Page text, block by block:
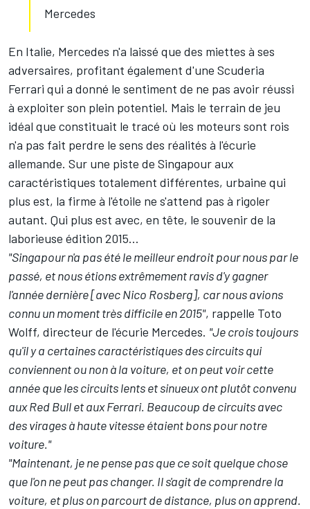
Mercedes
En Italie, Mercedes n'a laissé que des miettes à ses
adversaires, profitant également d'une Scuderia
Ferrari qui a donné le sentiment de ne pas avoir réussi
à exploiter son plein potentiel. Mais le terrain de jeu
idéal que constituait le tracé où les moteurs sont rois
n'a pas fait perdre le sens des réalités à l'écurie
allemande. Sur une piste de Singapour aux
caractéristiques totalement différentes, urbaine qui
plus est, la firme à l'étoile ne s'attend pas à rigoler
autant. Qui plus est avec, en tête, le souvenir de la
laborieuse édition 2015…
"Singapour n'a pas été le meilleur endroit pour nous par le
passé, et nous étions extrêmement ravis d'y gagner
l'année dernière [avec Nico Rosberg], car nous avions
connu un moment très difficile en 2015", rappelle Toto
Wolff, directeur de l'écurie Mercedes. "Je crois toujours
qu'il y a certaines caractéristiques des circuits qui
conviennent ou non à la voiture, et on peut voir cette
année que les circuits lents et sinueux ont plutôt convenu
aux Red Bull et aux Ferrari. Beaucoup de circuits avec
des virages à haute vitesse étaient bons pour notre
voiture."
"Maintenant, je ne pense pas que ce soit quelque chose
que l'on ne peut pas changer. Il s'agit de comprendre la
voiture, et plus on parcourt de distance, plus on apprend.